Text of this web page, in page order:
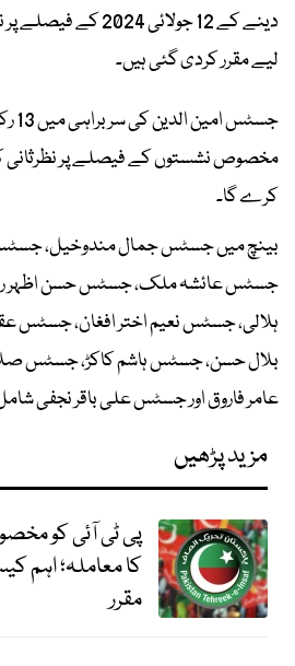
دینے کے 12 جولائی
لیے مقرر کردی گئی ہیں۔
مخصوص نشستوں کے فیصلے پر نظرثانی
کرے گا۔
بینچ میں جسٹس جمال مندوخیل،
جسٹس عائشہ ملک، جسٹس حسن
ہلالی، جسٹس نعیم اختر افغان،
بلال حسن، جسٹس ہاشم کاکڑ، جسٹس
عامر فاروق اور جسٹس علی باقر نجفی
مزید پڑھیں
پی ٹی آئی کو
کا معاملہ؛
مقرر